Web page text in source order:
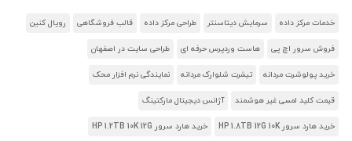
خدمات مرکز داده سرمایش دیتاسنتر طراحی مرکز داده قالب فروشگاهی رویال کنین
فروش سرور اچ پی هاست وردپرس حرفه ای طراحی سایت در اصفهان
خرید پولوشرت مردانه تیشرت شلوارک مردانه نمایندگی نرم افزار محک
قیمت کلید لمسی غیر هوشمند آژانس دیجیتال مارکتینگ
خرید هارد سرور HP 1.8TB 12G 10K خرید هارد سرور HP 1.2TB 10K 12G